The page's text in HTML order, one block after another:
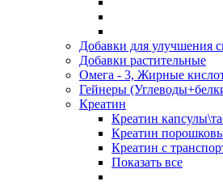
Добавки для улучшения
Добавки растительные
Омега - 3, Жирные
Гейнеры
Креатин
Креатин
Креатин
Креатин с
Показать все